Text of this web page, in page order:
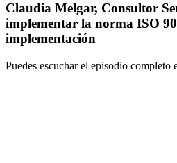
Claudia Melgar, Consultor
implementar la norma ISO
implementación
Puedes escuchar el episodio completo